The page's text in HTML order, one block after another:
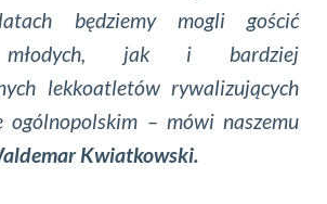
będziemy mogli gościć
młodych, jak i bardziej
lekkoatletów rywalizujących
ogólnopolskim – mówi naszemu
Kwiatkowski.